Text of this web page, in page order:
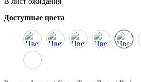
Доступные цвета